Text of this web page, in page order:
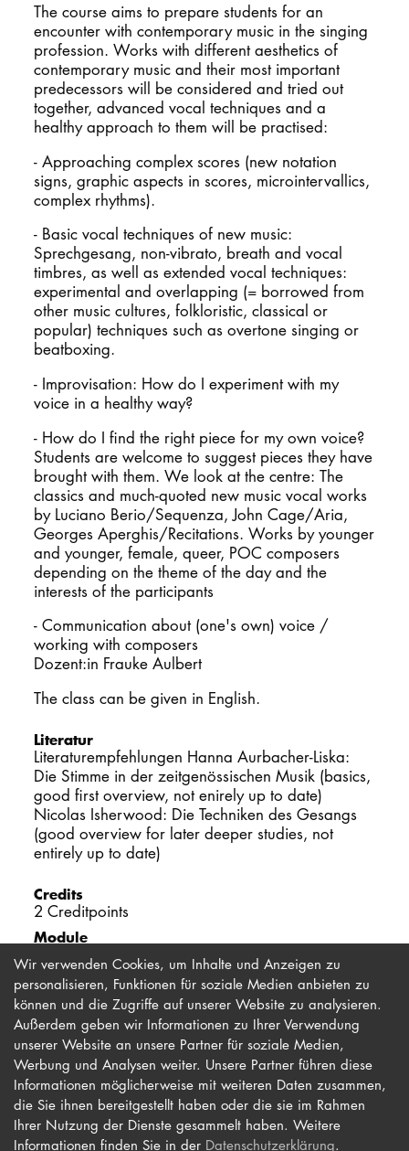
The course aims to prepare students for an
encounter with contemporary music in the singing
profession. Works with different aesthetics of
contemporary music and their most important
predecessors will be considered and tried out
together, advanced vocal techniques and a
healthy approach to them will be practised:
- Approaching complex scores (new notation
signs, graphic aspects in scores, microintervallics,
complex rhythms).
- Basic vocal techniques of new music:
Sprechgesang, non-vibrato, breath and vocal
timbres, as well as extended vocal techniques:
experimental and overlapping (= borrowed from
other music cultures, folkloristic, classical or
popular) techniques such as overtone singing or
beatboxing.
- Improvisation: How do I experiment with my
voice in a healthy way?
- How do I find the right piece for my own voice?
Students are welcome to suggest pieces they have
brought with them. We look at the centre: The
classics and much-quoted new music vocal works
by Luciano Berio/Sequenza, John Cage/Aria,
Georges Aperghis/Recitations. Works by younger
and younger, female, queer, POC composers
depending on the theme of the day and the
interests of the participants
- Communication about (one's own) voice /
working with composers
Dozent:in Frauke Aulbert
The class can be given in English.
Literatur
Literaturempfehlungen Hanna Aurbacher-Liska:
Die Stimme in der zeitgenössischen Musik (basics,
good first overview, not enirely up to date)
Nicolas Isherwood: Die Techniken des Gesangs
(good overview for later deeper studies, not
entirely up to date)
Credits
2 Creditpoints
Module
Wahlmodul 1 Gesang
Impressum
Datenschutz
Kontakt
Newsletter
Barrierefreiheit
Wir verwenden Cookies, um Inhalte und Anzeigen zu
personalisieren, Funktionen für soziale Medien anbieten zu
können und die Zugriffe auf unserer Website zu analysieren.
Außerdem geben wir Informationen zu Ihrer Verwendung
unserer Website an unsere Partner für soziale Medien,
Werbung und Analysen weiter. Unsere Partner führen diese
Informationen möglicherweise mit weiteren Daten zusammen,
die Sie ihnen bereitgestellt haben oder die sie im Rahmen
Ihrer Nutzung der Dienste gesammelt haben. Weitere
Informationen finden Sie in der Datenschutzerklärung.